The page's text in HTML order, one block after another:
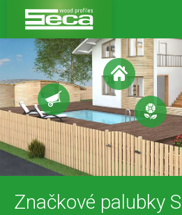
Značkové palubky